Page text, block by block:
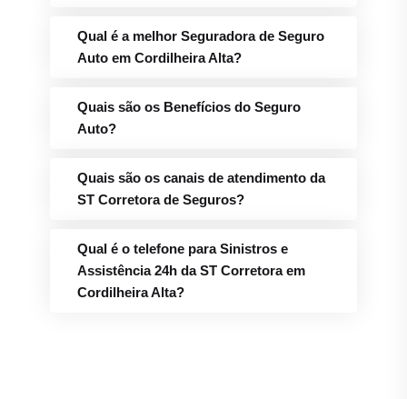
Qual é a melhor Seguradora de Seguro
Auto em Cordilheira Alta?
Quais são os Benefícios do Seguro
Auto?
Quais são os canais de atendimento da
ST Corretora de Seguros?
Qual é o telefone para Sinistros e
Assistência 24h da ST Corretora em
Cordilheira Alta?